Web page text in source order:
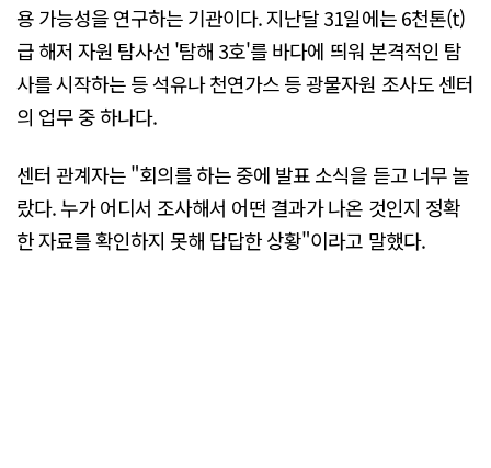
용 가능성을 연구하는 기관이다. 지난달 31일에는 6천톤(t)
급 해저 자원 탐사선 '탐해 3호'를 바다에 띄워 본격적인 탐
사를 시작하는 등 석유나 천연가스 등 광물자원 조사도 센터
의 업무 중 하나다.
센터 관계자는 "회의를 하는 중에 발표 소식을 듣고 너무 놀
랐다. 누가 어디서 조사해서 어떤 결과가 나온 것인지 정확
한 자료를 확인하지 못해 답답한 상황"이라고 말했다.